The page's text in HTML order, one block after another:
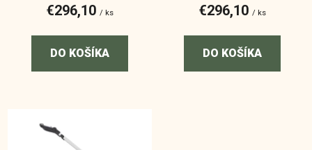
€296,10 / ks
DO KOŠÍKA
€296,10 / ks
DO KOŠÍKA